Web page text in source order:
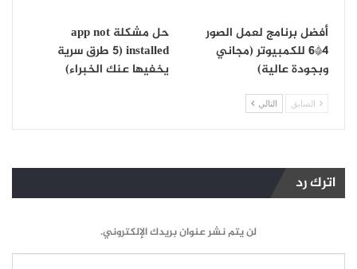
أفضل برنامج لعمل الصور
4*6 للكمبيوتر (مجاني
وبجودة عالية)
حل مشكلة app not
installed (5 طرق سرية
يخفيها عنك الخبراء)
السابق التالي
اترك رد
لن يتم نشر عنوان بريدك الإلكتروني.